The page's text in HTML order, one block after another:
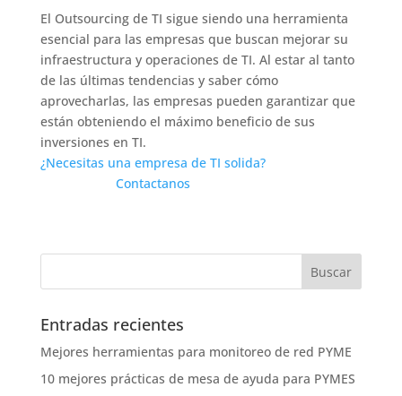
El Outsourcing de TI sigue siendo una herramienta
esencial para las empresas que buscan mejorar su
infraestructura y operaciones de TI. Al estar al tanto
de las últimas tendencias y saber cómo
aprovecharlas, las empresas pueden garantizar que
están obteniendo el máximo beneficio de sus
inversiones en TI.
¿Necesitas una empresa de TI solida?
Contactanos
Entradas recientes
Mejores herramientas para monitoreo de red PYME
10 mejores prácticas de mesa de ayuda para PYMES